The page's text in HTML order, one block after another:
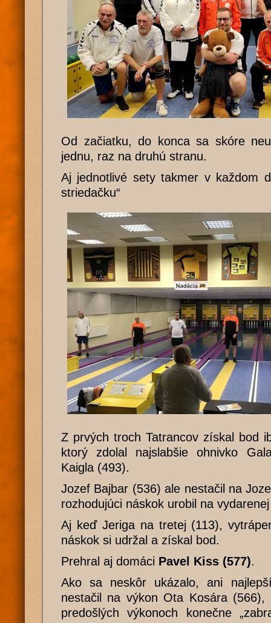
Od začiatku, do konca sa skóre
jednu, raz na druhú stranu.
Aj jednotlivé sety takmer v každom
striedačku“
Z prvých troch Tatrancov získal bod
ktorý zdolal najslabšie ohnivko
Kaigla (493).
Jozef Bajbar (536) ale nestačil na
rozhodujúci náskok urobil na
Aj keď Jeriga na tretej (113),
náskok si udržal a získal bod.
Prehral aj domáci Pavel Kiss (577).
Ako sa neskôr ukázalo, ani
nestačil na výkon Ota Kosára (566),
predošlých výkonoch konečne